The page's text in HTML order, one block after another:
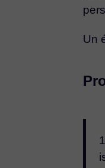
Un